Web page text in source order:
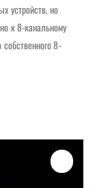
устройств, но
к 8-канальному
8-